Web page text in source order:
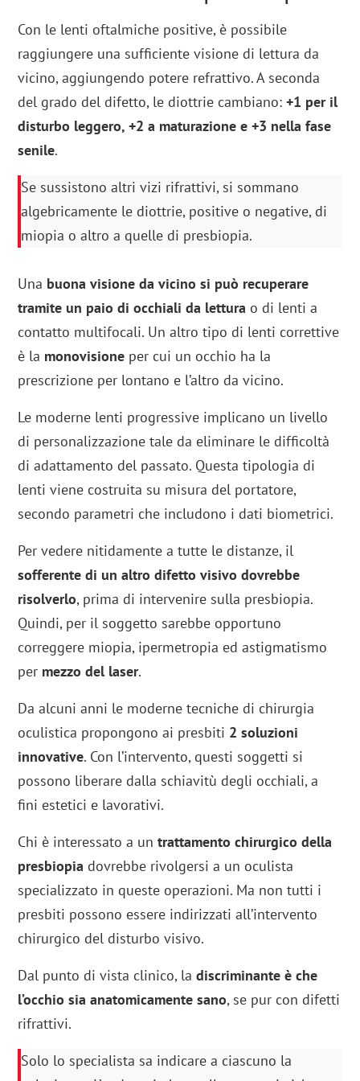
Con le lenti oftalmiche positive, è possibile
raggiungere una sufficiente visione di lettura da
vicino, aggiungendo potere refrattivo. A seconda
del grado del difetto, le diottrie cambiano:+1 per il
disturbo leggero, +2 a maturazione e +3 nella fase
senile.
Se sussistono altri vizi rifrattivi, si sommano
algebricamente le diottrie, positive o negative, di
miopia o altro a quelle di presbiopia.
Una buona visione da vicino si può recuperare
tramite un paio di occhiali da lettura o di lenti a
contatto multifocali. Un altro tipo di lenti correttive
è la monovisione per cui un occhio ha la
prescrizione per lontano e l’altro da vicino.
Le moderne lenti progressive implicano un livello
di personalizzazione tale da eliminare le difficoltà
di adattamento del passato. Questa tipologia di
lenti viene costruita su misura del portatore,
secondo parametri che includono i dati biometrici.
Per vedere nitidamente a tutte le distanze, il
sofferente di un altro difetto visivo dovrebbe
risolverlo, prima di intervenire sulla presbiopia.
Quindi, per il soggetto sarebbe opportuno
correggere miopia, ipermetropia ed astigmatismo
per mezzo del laser.
Da alcuni anni le moderne tecniche di chirurgia
oculistica propongono ai presbiti 2 soluzioni
innovative. Con l’intervento, questi soggetti si
possono liberare dalla schiavitù degli occhiali, a
fini estetici e lavorativi.
Chi è interessato a untrattamento chirurgico della
presbiopia dovrebbe rivolgersi a un oculista
specializzato in queste operazioni. Ma non tutti i
presbiti possono essere indirizzati all’intervento
chirurgico del disturbo visivo.
Dal punto di vista clinico, la discriminante è che
l’occhio sia anatomicamente sano, se pur con difetti
rifrattivi.
Solo lo specialista sa indicare a ciascuno la